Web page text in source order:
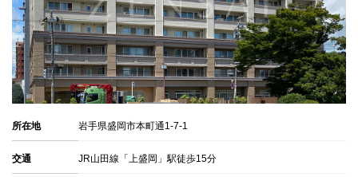
所在地 岩手県盛岡市本町通1-7-1
交通 JR山田線「上盛岡」駅徒歩15分